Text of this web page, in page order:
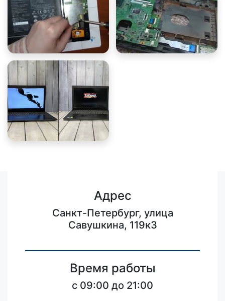
Адрес
Санкт-Петербург, улица
Савушкина, 119к3
Время работы
c 09:00 до 21:00